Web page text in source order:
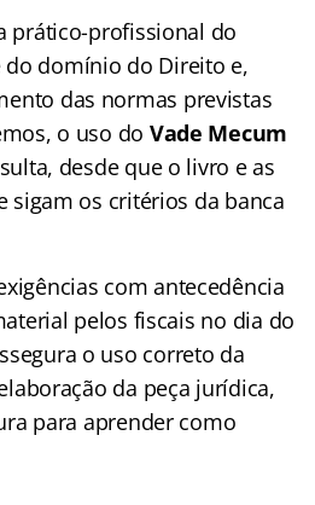
prático-profissional do
do domínio do Direito e,
das normas previstas
o uso do Vade Mecum
desde que o livro e as
sigam os critérios da banca
com antecedência
pelos fiscais no dia do
o uso correto da
da peça jurídica,
para aprender como